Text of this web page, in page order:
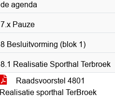
de agenda
7.x Pauze
8 Besluitvorming (blok 1)
8.1 Realisatie Sporthal Terbroek
Raadsvoorstel 4801
Realisatie sporthal TerBroek